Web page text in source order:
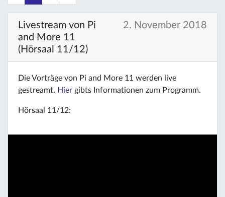
Livestream von Pi
and More 11
(Hörsaal 11/12)
2. November 2018
Die Vorträge von Pi and More 11 werden live
gestreamt. Hier gibts Informationen zum Programm.
Hörsaal 11/12: